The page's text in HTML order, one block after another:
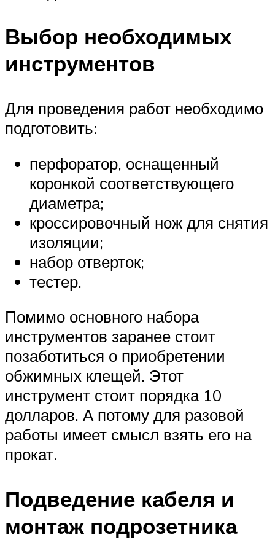
Выбор необходимых
инструментов
Для проведения работ необходимо
подготовить:
перфоратор, оснащенный
коронкой соответствующего
диаметра;
кроссировочный нож для снятия
изоляции;
набор отверток;
тестер.
Помимо основного набора
инструментов заранее стоит
позаботиться о приобретении
обжимных клещей. Этот
инструмент стоит порядка 10
долларов. А потому для разовой
работы имеет смысл взять его на
прокат.
Подведение кабеля и
монтаж подрозетника